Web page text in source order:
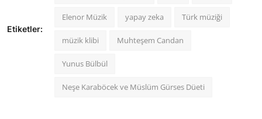
Etiketler:
Elenor Müzik yapay zeka Türk müziği
müzik klibi Muhteşem Candan
Yunus Bülbül
Neşe Karaböcek ve Müslüm Gürses Düeti